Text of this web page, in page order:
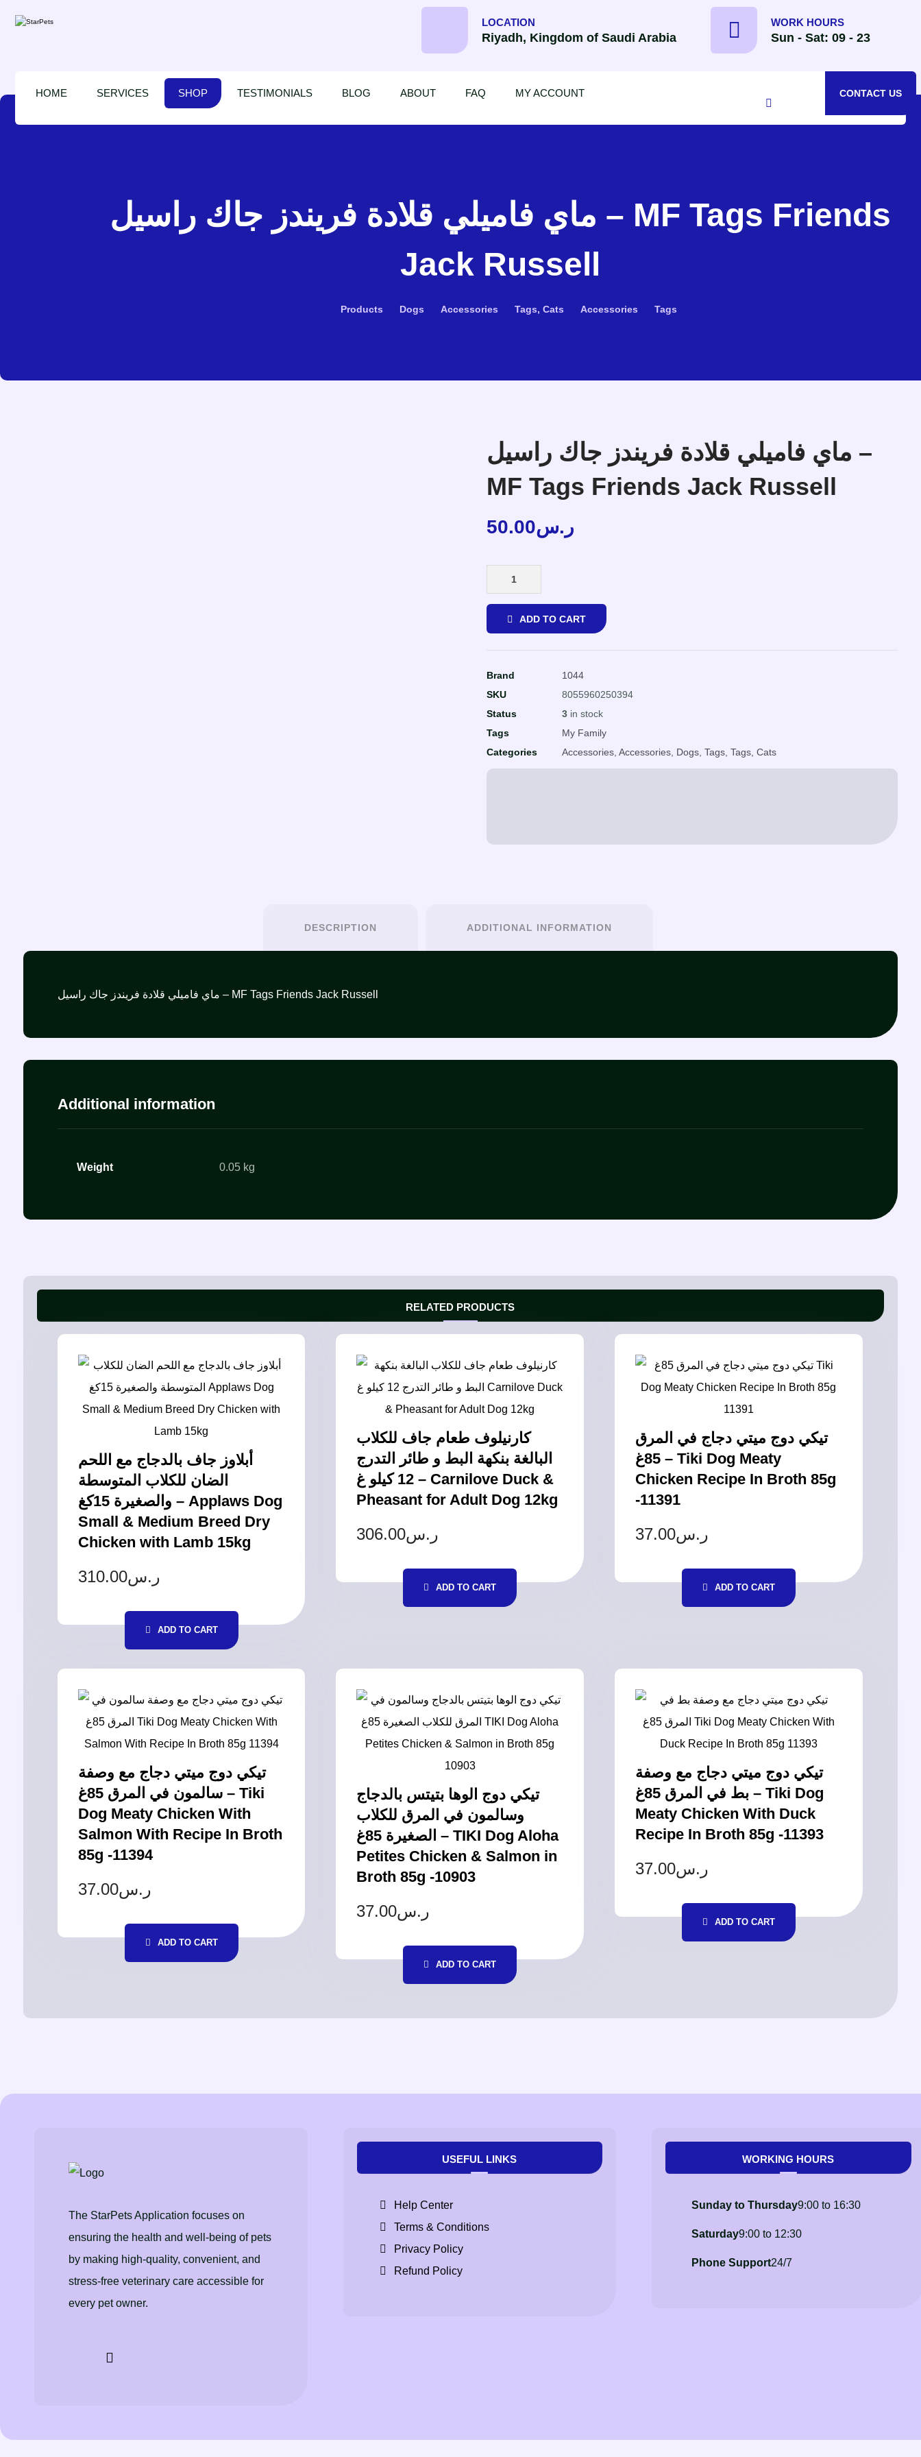
WORK HOURS
Sun - Sat: 09 - 23
LOCATION
Riyadh, Kingdom of Saudi Arabia
HOME SERVICES SHOP TESTIMONIALS BLOG ABOUT FAQ MY ACCOUNT CONTACT US
ماي فاميلي قلادة فريندز جاك راسيل – MF Tags Friends
Jack Russell
Products Dogs Accessories Tags, Cats Accessories Tags
ماي فاميلي قلادة فريندز جاك راسيل –
MF Tags Friends Jack Russell
ر.س50.00
ADD TO CART
Brand
1044
SKU
8055960250394
Status
3 in stock
Tags
My Family
Categories
Accessories ,Accessories Dogs ,Tags ,Tags, Cats
DESCRIPTION ADDITIONAL INFORMATION
ماي فاميلي قلادة فريندز جاك راسيل – MF Tags Friends Jack Russell
Additional information
Weight 0.05 kg
RELATED PRODUCTS
أبلاوز جاف بالدجاج مع اللحم
الضان للكلاب المتوسطة
والصغيرة 15كغ – Applaws Dog
Small & Medium Breed Dry
Chicken with Lamb 15kg
ر.س310.00
ADD TO CART
كارنيلوف طعام جاف للكلاب
البالغة بنكهة البط و طائر التدرج
12 كيلو غ – Carnilove Duck &
Pheasant for Adult Dog 12kg
ر.س306.00
ADD TO CART
تيكي دوج ميتي دجاج في المرق
85غ – Tiki Dog Meaty
Chicken Recipe In Broth 85g
-11391
ر.س37.00
ADD TO CART
تيكي دوج ميتي دجاج مع وصفة
سالمون في المرق 85غ – Tiki
Dog Meaty Chicken With
Salmon With Recipe In Broth
85g -11394
ر.س37.00
ADD TO CART
تيكي دوج الوها بتيتس بالدجاج
وسالمون في المرق للكلاب
الصغيرة 85غ – TIKI Dog Aloha
Petites Chicken & Salmon in
Broth 85g -10903
ر.س37.00
ADD TO CART
تيكي دوج ميتي دجاج مع وصفة
بط في المرق 85غ – Tiki Dog
Meaty Chicken With Duck
Recipe In Broth 85g -11393
ر.س37.00
ADD TO CART
The StarPets Application focuses on
ensuring the health and well-being of pets
by making high-quality, convenient, and
stress-free veterinary care accessible for
every pet owner.
USEFUL LINKS
Help Center
Terms & Conditions
Privacy Policy
Refund Policy
WORKING HOURS
Sunday to Thursday9:00 to 16:30
Saturday9:00 to 12:30
Phone Support24/7